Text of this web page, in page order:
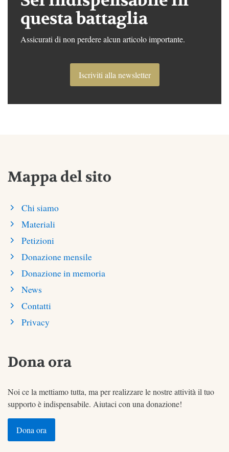
questa battaglia
Assicurati di non perdere alcun articolo importante.
Iscriviti alla newsletter
Mappa del sito
Chi siamo
Materiali
Petizioni
Donazione mensile
Donazione in memoria
News
Contatti
Privacy
Dona ora
Noi ce la mettiamo tutta, ma per realizzare le nostre attività il tuo
supporto è indispensabile. Aiutaci con una donazione!
Dona ora